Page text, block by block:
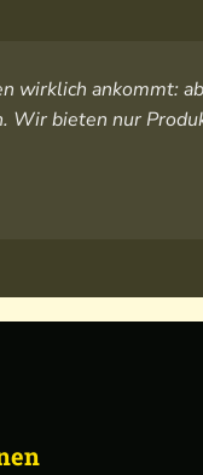
wirklich ankommt:
Wir bieten nur